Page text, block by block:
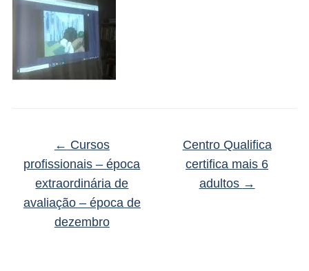
← Cursos
profissionais – época
extraordinária de
avaliação – época de
dezembro
Centro Qualifica
certifica mais 6
adultos →